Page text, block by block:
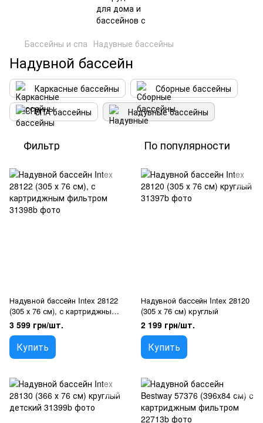
Бассейны и спа Надувные бассейны
Надувной бассейн
Каркасные бассейны
Сборные бассейны
СПА бассейны
Надувные бассейны
Фильтр По популярности
Надувной бассейн Intex 28122
(305 х 76 см), с картриджным
фильтром
3 599 грн/шт.
Купить
Надувной бассейн Intex 28120
(305 х 76 см) круглый
2 199 грн/шт.
Купить